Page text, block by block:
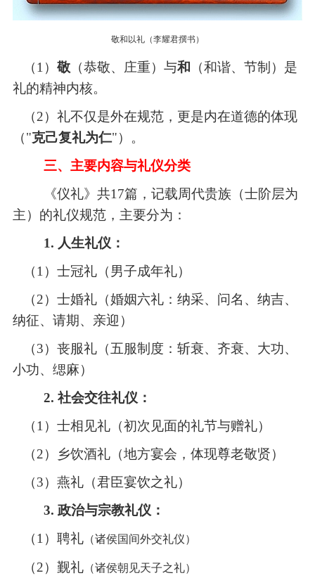
敬和以礼（李耀君撰书）
（1） 敬（恭敬、庄重）与和
（和谐、节制）是
礼的精神内核。
（2） 礼不仅是外在规范，更是内在道德的体现
（"克己复礼为仁"）。
三、主要内容与礼仪分类
《仪礼》共17篇，记载周代贵族（士阶层为
主）的礼仪规范，主要分为：
1. 人生礼仪：
（1） 士冠礼（男子成年礼）
（2） 士婚礼（婚姻六礼：纳采、问名、纳吉、
纳征、请期、亲迎）
（3） 丧服礼（五服制度：斩衰、齐衰、大功、
小功、缌麻）
2. 社会交往礼仪：
（1） 士相见礼（初次见面的礼节与赠礼）
（2）
乡饮酒礼（地方宴会，体现尊老敬贤）
（3） 燕礼（君臣宴饮之礼）
3. 政治与宗教礼仪：
（1） 聘礼（诸侯国间外交礼仪）
（2） 觐礼（诸侯朝见天子之礼）